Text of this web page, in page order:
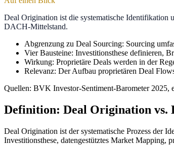
Deal Origination ist die systematische
DACH-Mittelstand.
Abgrenzung zu Deal Sourcing: Sourcing
Vier Bausteine: Investitionsthese definieren,
Wirkung: Proprietäre Deals werden in der
Relevanz: Der Aufbau proprietären Deal
Quellen: BVK Investor-Sentiment-Barometer 2025,
Definition: Deal Origination vs.
Deal Origination ist der systematische Prozess der
Investitionsthese, datengestütztes Market Mapping,